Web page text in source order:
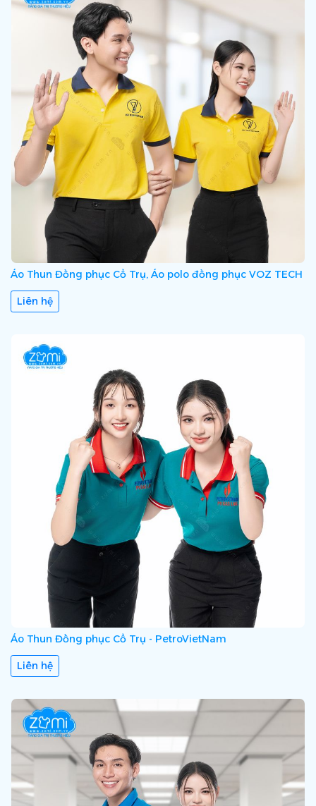
Áo Thun Đồng phục Cổ Trụ, Áo polo đồng phục VOZ TECH
Liên hệ
Áo Thun Đồng phục Cổ Trụ - PetroVietNam
Liên hệ